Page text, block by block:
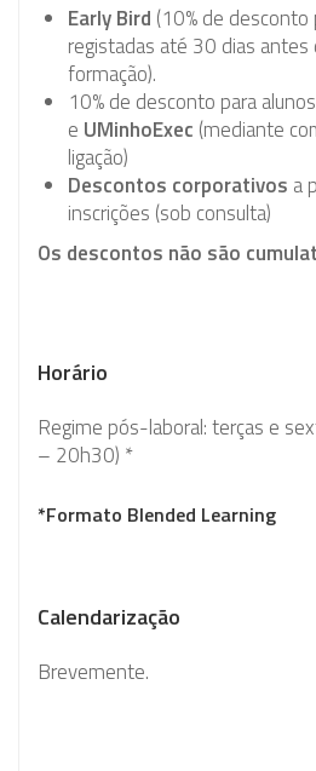
Early Bird (10% de desconto
registadas até 30 dias antes
formação).
10% de desconto para
e UMinhoExec (mediante
ligação)
Descontos corporativos a
inscrições (sob consulta)
Os descontos não são
Horário
Regime pós-laboral: terças e
– 20h30) *
*Formato Blended Learning
Calendarização
Brevemente.